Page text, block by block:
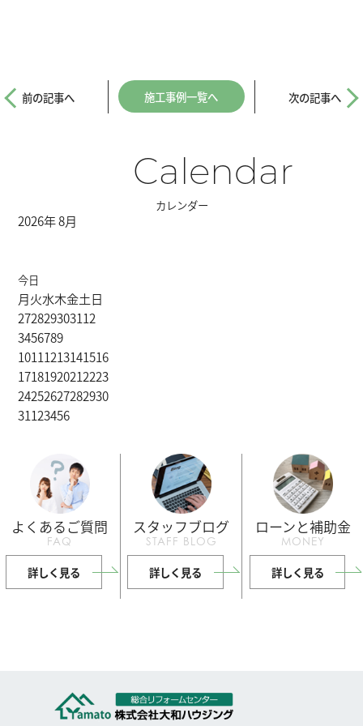
前の記事へ 施工事例一覧へ 次の記事へ
Calendar
カレンダー
2026年 8月
今日
月火水木金土日
272829303112
3456789
10111213141516
17181920212223
24252627282930
31123456
よくあるご質問
FAQ
詳しく見る
スタッフブログ
STAFF BLOG
詳しく見る
ローンと補助金
MONEY
詳しく見る